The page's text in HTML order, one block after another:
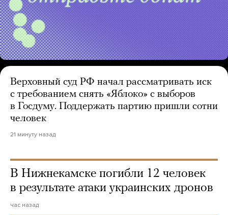
Верховный суд РФ начал рассматривать иск
с требованием снять «Яблоко» с выборов
в Госдуму. Поддержать партию пришли сотни
человек
21 минуту назад
В Нижнекамске погибли 12 человек
в результате атаки украинских дронов
час назад